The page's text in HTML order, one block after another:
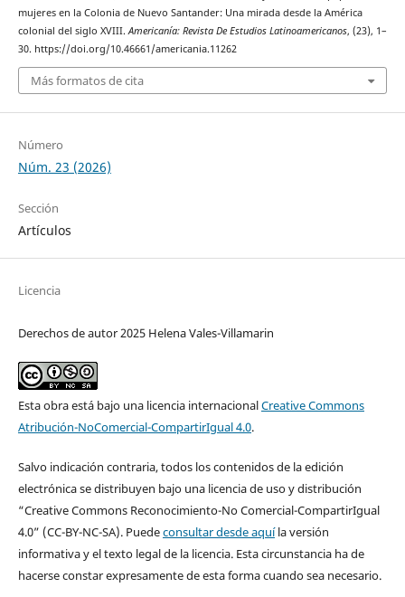
mujeres en la Colonia de Nuevo Santander: Una mirada desde la América
colonial del siglo XVIII. Americanía: Revista De Estudios Latinoamericanos, (23), 1–
30. https://doi.org/10.46661/americania.11262
Más formatos de cita
Número
Núm. 23 (2026)
Sección
Artículos
Licencia
Derechos de autor 2025 Helena Vales-Villamarin
Esta obra está bajo una licencia internacionalCreative Commons
Atribución-NoComercial-CompartirIgual 4.0.
Salvo indicación contraria, todos los contenidos de la edición
electrónica se distribuyen bajo una licencia de uso y distribución
“Creative Commons Reconocimiento-No Comercial-CompartirIgual
4.0” (CC-BY-NC-SA). Puedeconsultar desde aquíla versión
informativa y el texto legal de la licencia. Esta circunstancia ha de
hacerse constar expresamente de esta forma cuando sea necesario.